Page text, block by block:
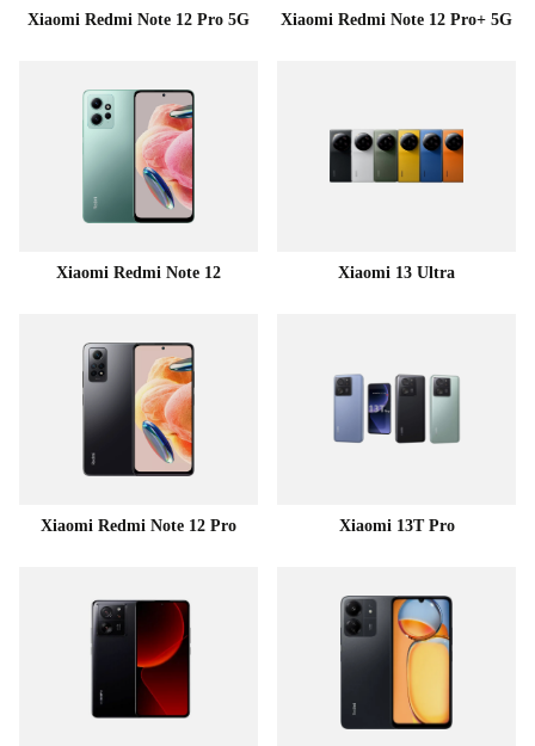
Xiaomi Redmi Note 12 Pro 5G Xiaomi Redmi Note 12 Pro+ 5G
Xiaomi Redmi Note 12 Xiaomi 13 Ultra
Xiaomi Redmi Note 12 Pro Xiaomi 13T Pro